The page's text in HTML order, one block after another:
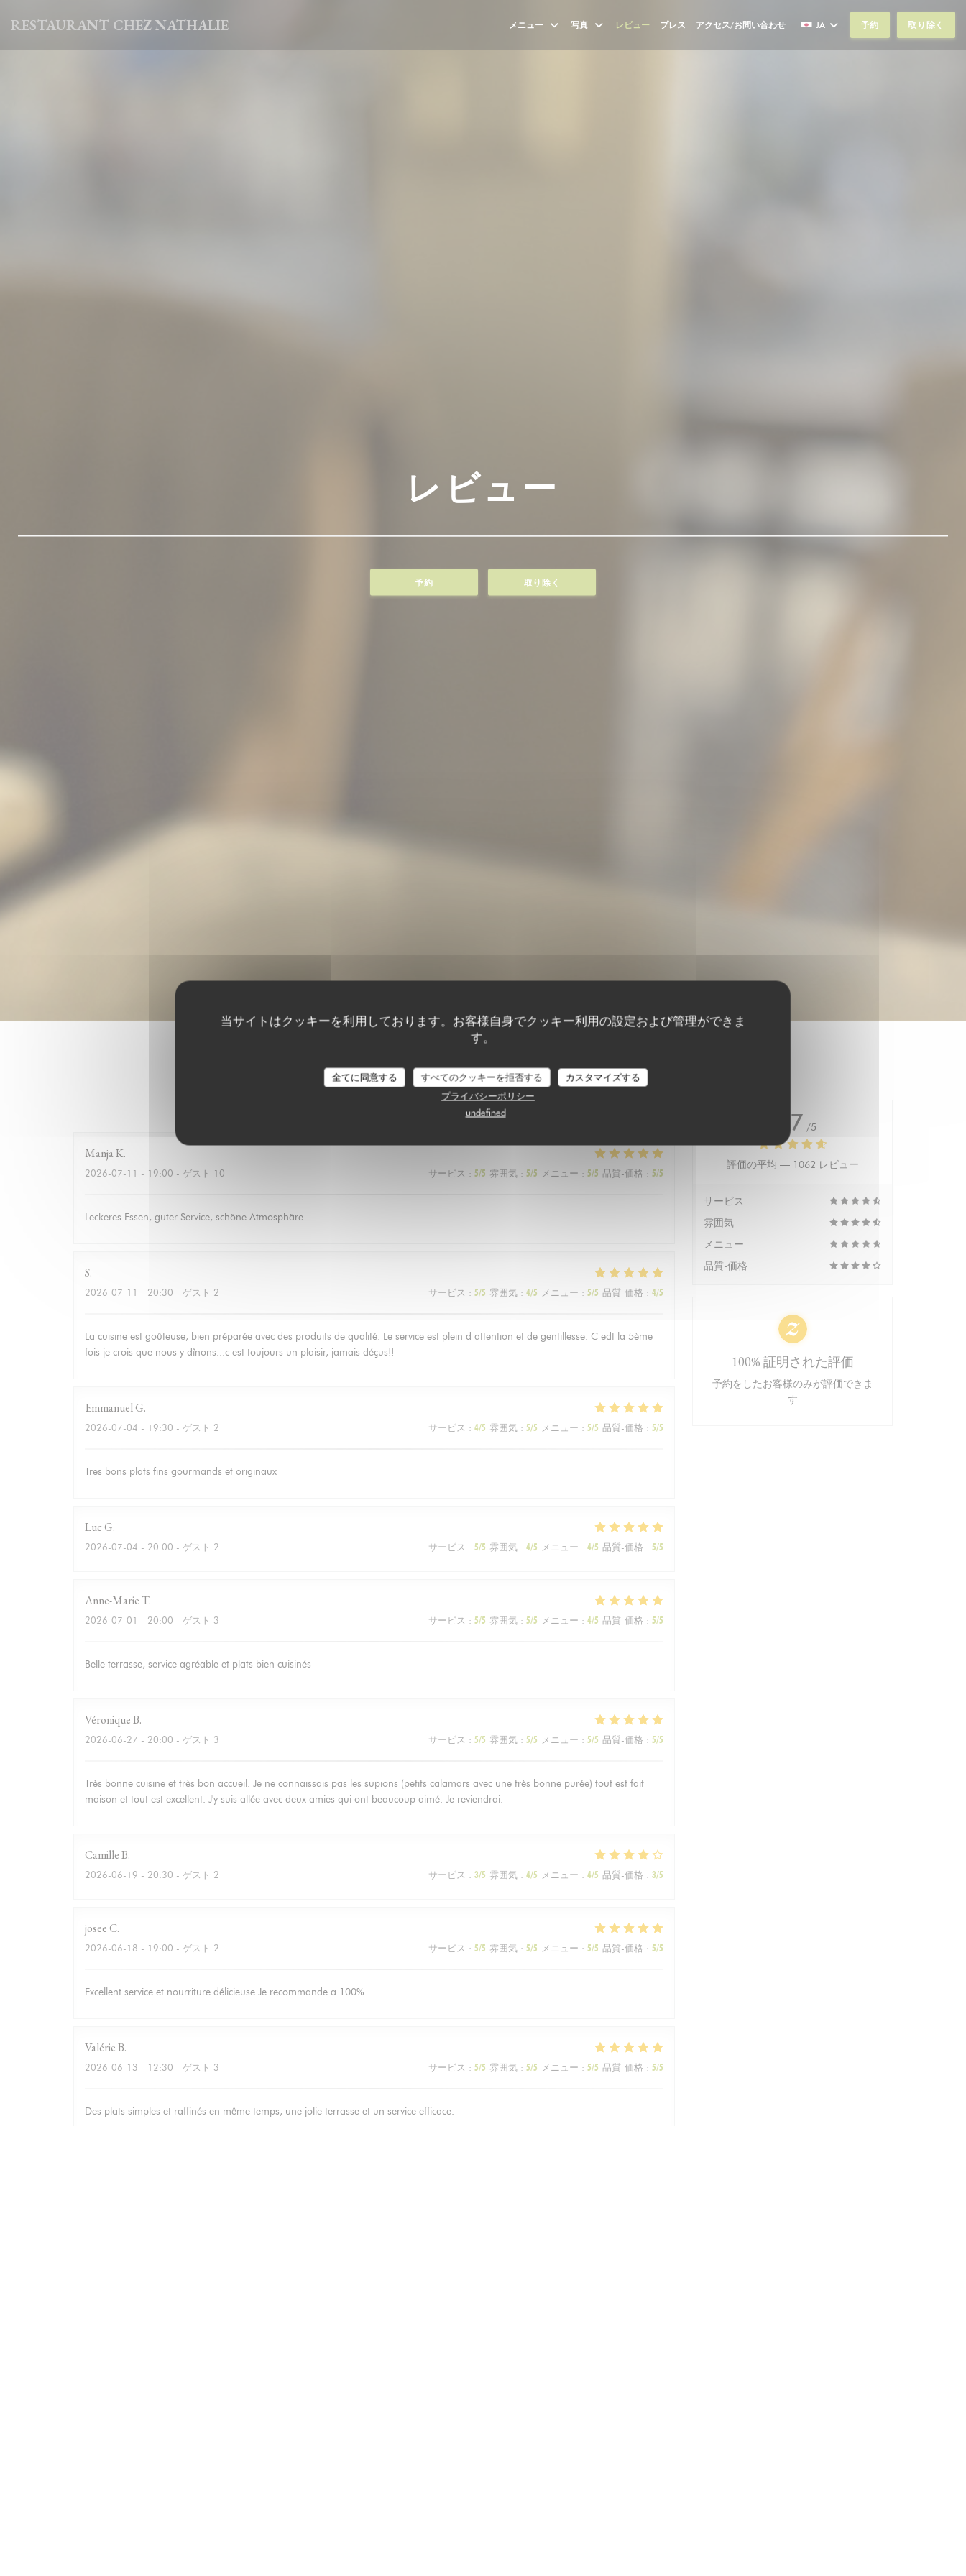
当サイトはクッキーを利用しております。お客様自身でクッキー利用の設定および管理ができま
す。
全てに同意する すべてのクッキーを拒否する
カスタマイズする
プライバシーポリシー
undefined
RESTAURANT CHEZ NATHALIE メニュー 写真 レビュー プレス アクセス/お問い合わせ JA 予約 取り除く
レビュー
予約 取り除く
顧客の評価
ManjaK
2026-07-11 - 19:00 - ゲスト 10 サービス : 5/5 雰囲気 : 5/5 メニュー : 5/5 品質-価格 : 5/5
Leckeres Essen, guter Service, schöne Atmosphäre
S
2026-07-11 - 20:30 - ゲスト 2 サービス : 5/5 雰囲気 : 4/5 メニュー : 5/5 品質-価格 : 4/5
La cuisine est goûteuse, bien préparée avec des produits de qualité. Le service est plein d attention et de gentillesse. C edt la 5ème
fois je crois que nous y dînons...c est toujours un plaisir, jamais déçus!!
EmmanuelG
2026-07-04 - 19:30 - ゲスト 2 サービス : 4/5 雰囲気 : 5/5 メニュー : 5/5 品質-価格 : 5/5
Tres bons plats fins gourmands et originaux
LucG
2026-07-04 - 20:00 - ゲスト 2 サービス : 5/5 雰囲気 : 4/5 メニュー : 4/5 品質-価格 : 5/5
Anne-MarieT
2026-07-01 - 20:00 - ゲスト 3 サービス : 5/5 雰囲気 : 5/5 メニュー : 4/5 品質-価格 : 5/5
Belle terrasse, service agréable et plats bien cuisinés
VéroniqueB
2026-06-27 - 20:00 - ゲスト 3 サービス : 5/5 雰囲気 : 5/5 メニュー : 5/5 品質-価格 : 5/5
Très bonne cuisine et très bon accueil. Je ne connaissais pas les supions (petits calamars avec une très bonne purée) tout est fait
maison et tout est excellent. J'y suis allée avec deux amies qui ont beaucoup aimé. Je reviendrai.
CamilleB
2026-06-19 - 20:30 - ゲスト 2 サービス : 3/5 雰囲気 : 4/5 メニュー : 4/5 品質-価格 : 3/5
joseeC
2026-06-18 - 19:00 - ゲスト 2 サービス : 5/5 雰囲気 : 5/5 メニュー : 5/5 品質-価格 : 5/5
Excellent service et nourriture délicieuse Je recommande a 100%
ValérieB
2026-06-13 - 12:30 - ゲスト 3 サービス : 5/5 雰囲気 : 5/5 メニュー : 5/5 品質-価格 : 5/5
Des plats simples et raffinés en même temps, une jolie terrasse et un service efficace.
4.7 /5
評価の平均 — 1062 レビュー
サービス
雰囲気
メニュー
品質-価格
100% 証明された評価
予約をしたお客様のみが評価できま
す